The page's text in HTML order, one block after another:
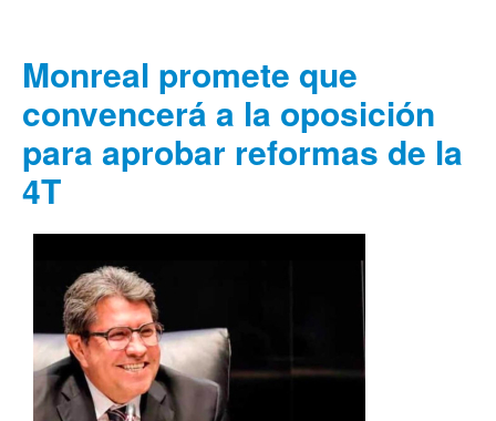
Monreal promete que
convencerá a la oposición
para aprobar reformas de la
4T